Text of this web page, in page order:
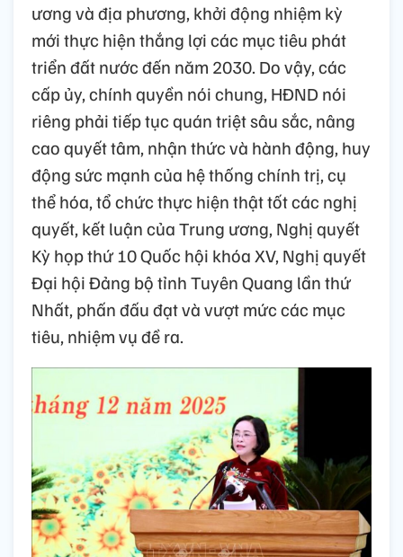
ương và địa phương, khởi động nhiệm kỳ
mới thực hiện thắng lợi các mục tiêu phát
triển đất nước đến năm 2030. Do vậy, các
cấp ủy, chính quyền nói chung, HĐND nói
riêng phải tiếp tục quán triệt sâu sắc, nâng
cao quyết tâm, nhận thức và hành động, huy
động sức mạnh của hệ thống chính trị, cụ
thể hóa, tổ chức thực hiện thật tốt các nghị
quyết, kết luận của Trung ương, Nghị quyết
Kỳ họp thứ 10 Quốc hội khóa XV, Nghị quyết
Đại hội Đảng bộ tỉnh Tuyên Quang lần thứ
Nhất, phấn đấu đạt và vượt mức các mục
tiêu, nhiệm vụ đề ra.